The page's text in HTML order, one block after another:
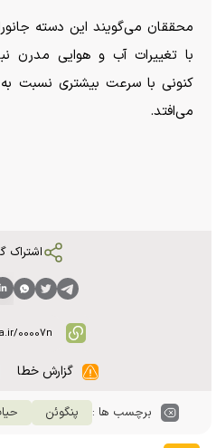
محققان می‌گویند این دسته
با تغییرات آب و هوایی مدرن
کنونی با سرعت بیشتری نسبت به
می‌افتد.
اشتراک
گزارش خطا
برچسب ها : پنگوئن